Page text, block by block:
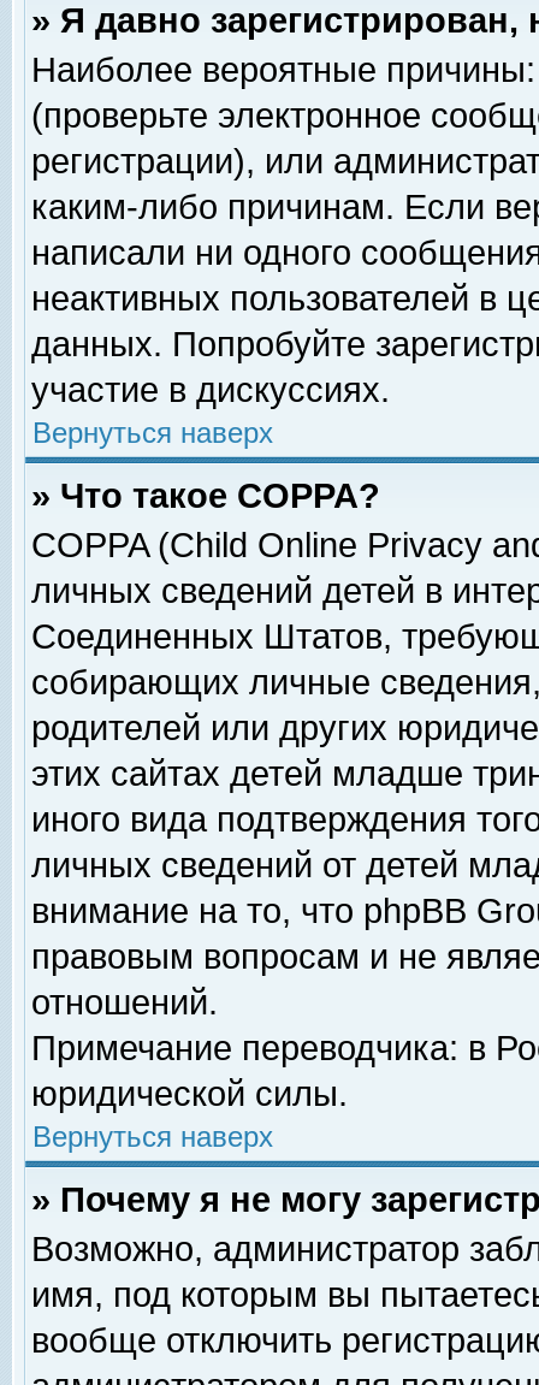
» Я давно
Наиболее вероятные
(проверьте электронное
регистрации), или
каким-либо причинам. Если
написали ни одного
неактивных пользователей в
данных. Попробуйте
участие в дискуссиях.
Вернуться наверх
» Что такое COPPA?
COPPA (Child Online Privacy
личных сведений детей в
Соединенных Штатов,
собирающих личные
родителей или других
этих сайтах детей младше
иного вида подтверждения
личных сведений от детей
внимание на то, что phpBB
правовым вопросам и не
отношений.
Примечание переводчика: в
юридической силы.
Вернуться наверх
» Почему я не могу
Возможно, администратор
имя, под которым вы
вообще отключить